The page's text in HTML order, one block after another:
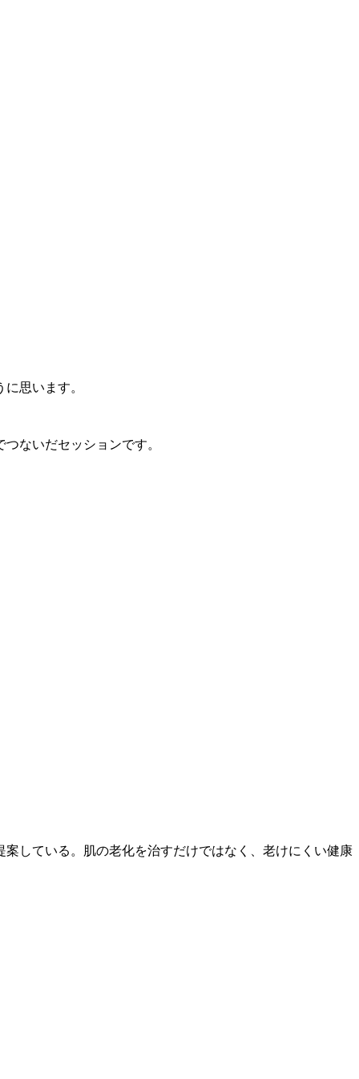
思います。
ないだセッションです。
している。肌の老化を治すだけではなく、老けにくい健康